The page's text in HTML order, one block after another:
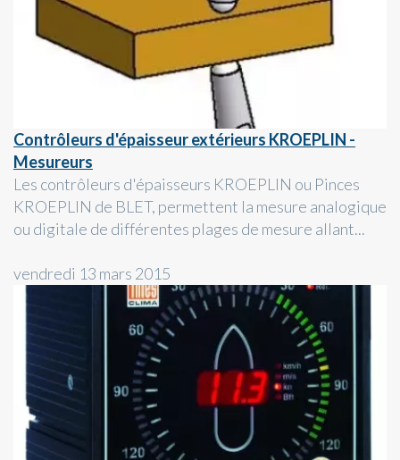
Contrôleurs d'épaisseur extérieurs KROEPLIN -
Mesureurs
Les contrôleurs d'épaisseurs KROEPLIN ou Pinces
KROEPLIN de BLET, permettent la mesure analogique
ou digitale de différentes plages de mesure allant...
vendredi 13 mars 2015